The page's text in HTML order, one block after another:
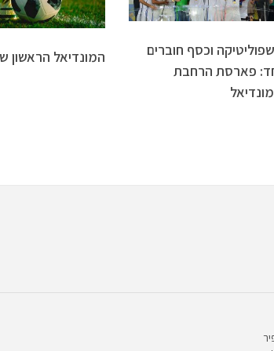
וכסף חוברים
פארסת הרחבת
המונדיאל הראשון